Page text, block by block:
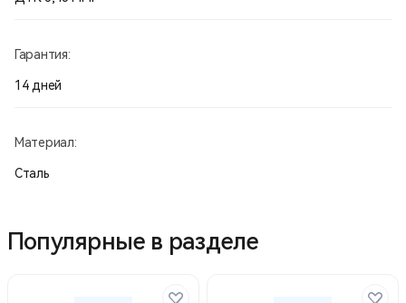
Гарантия:
14 дней
Материал:
Сталь
Популярные в разделе